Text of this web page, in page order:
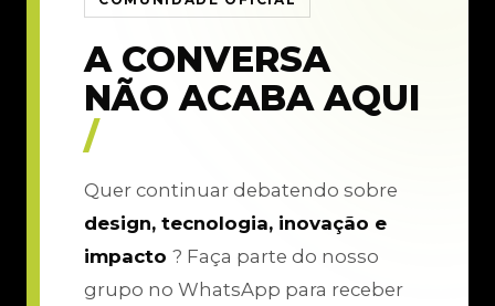
A CONVERSA
NÃO ACABA AQUI
/
Quer continuar debatendo sobre
design, tecnologia, inovação e
impacto ? Faça parte do nosso
grupo no WhatsApp para receber